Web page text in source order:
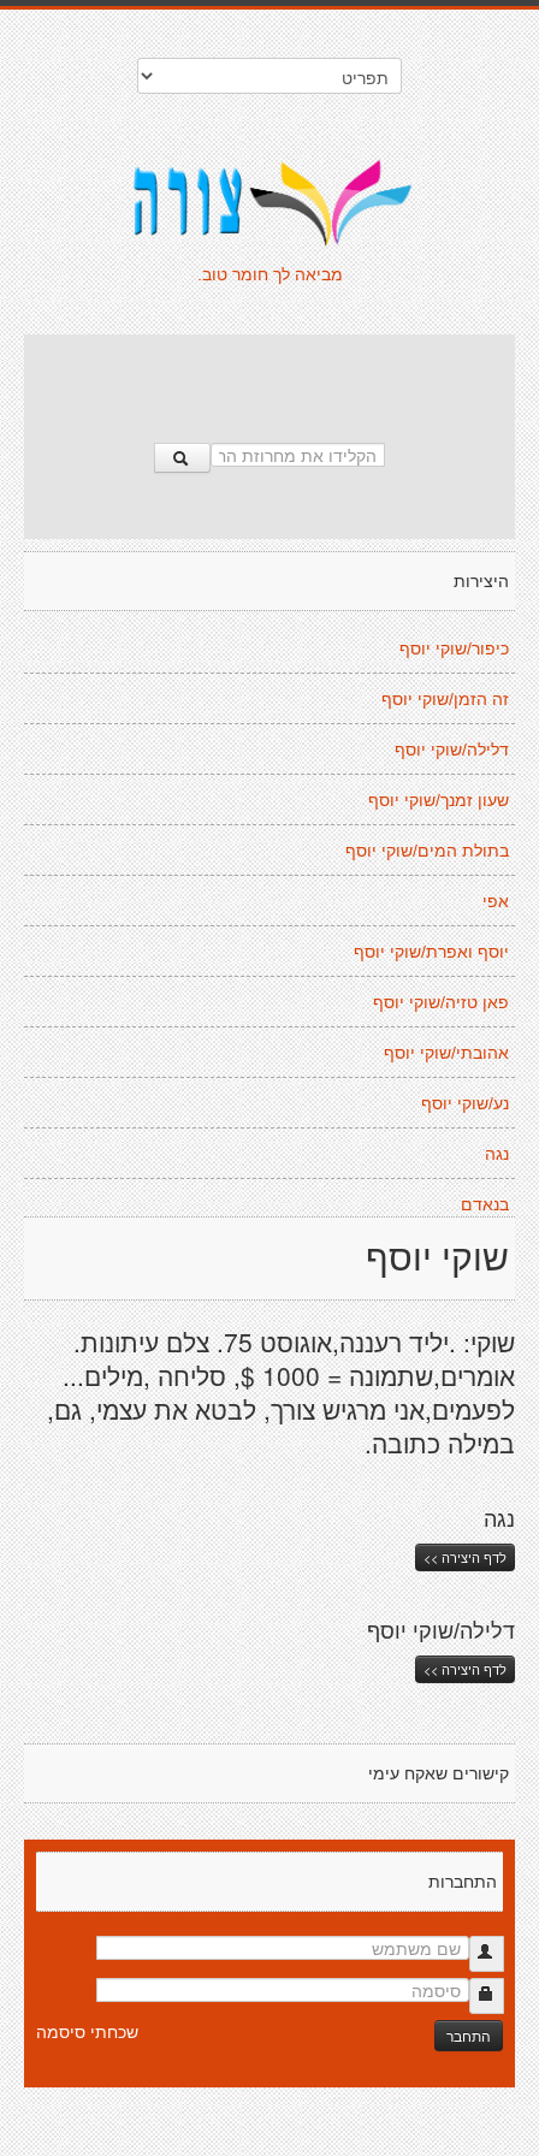
מביאה לך חומר טוב.
היצירות
כיפור/שוקי יוסף
זה הזמן/שוקי יוסף
דלילה/שוקי יוסף
שעון זמנך/שוקי יוסף
בתולת המים/שוקי יוסף
אפי
יוסף ואפרת/שוקי יוסף
פאן טזיה/שוקי יוסף
אהובתי/שוקי יוסף
נע/שוקי יוסף
נגה
בנאדם
שוקי יוסף
שוקי: .יליד רעננה,אוגוסט 75. צלם עיתונות.
אומרים,שתמונה = 1000 $, סליחה ,מילים...
לפעמים,אני מרגיש צורך, לבטא את עצמי, גם,
במילה כתובה.
נגה
לדף היצירה >>
דלילה/שוקי יוסף
לדף היצירה >>
קישורים שאקח עימי
התחברות
התחבר שכחתי סיסמה